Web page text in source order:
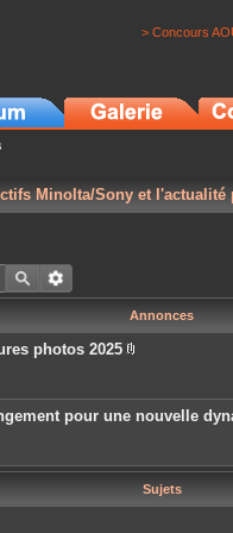
> Concours
Minolta/Sony et l'actualité
Annonces
photos 2025
c
e
i
t
pour une nouvelle
Sujets